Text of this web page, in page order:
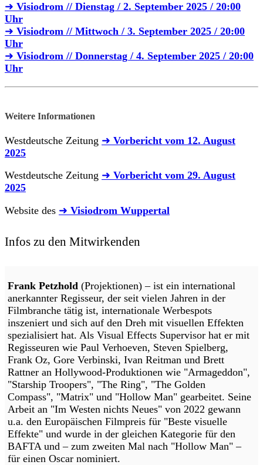
➜ Visiodrom // Dienstag / 2. September 2025 / 20:00
Uhr
➜ Visiodrom // Mittwoch / 3. September 2025 / 20:00
Uhr
➜ Visiodrom // Donnerstag / 4. September 2025 / 20:00
Uhr
Weitere Informationen
Westdeutsche Zeitung ➜ Vorbericht vom 12. August
2025
Westdeutsche Zeitung ➜ Vorbericht vom 29. August
2025
Website des ➜ Visiodrom Wuppertal
Infos zu den Mitwirkenden
Frank Petzhold (Projektionen) – ist ein international
anerkannter Regisseur, der seit vielen Jahren in der
Filmbranche tätig ist, internationale Werbespots
inszeniert und sich auf den Dreh mit visuellen Effekten
spezialisiert hat. Als Visual Effects Supervisor hat er mit
Regisseuren wie Paul Verhoeven, Steven Spielberg,
Frank Oz, Gore Verbinski, Ivan Reitman und Brett
Rattner an Hollywood-Produktionen wie "Armageddon",
"Starship Troopers", "The Ring", "The Golden
Compass", "Matrix" und "Hollow Man" gearbeitet. Seine
Arbeit an "Im Westen nichts Neues" von 2022 gewann
u.a. den Europäischen Filmpreis für "Beste visuelle
Effekte" und wurde in der gleichen Kategorie für den
BAFTA und – zum zweiten Mal nach "Hollow Man" –
für einen Oscar nominiert.